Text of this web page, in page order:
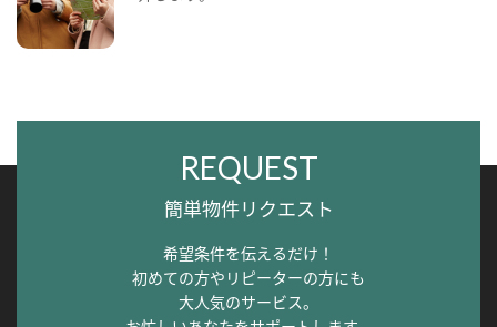
REQUEST
簡単物件リクエスト
希望条件を伝えるだけ！
初めての方やリピーターの方にも
大人気のサービス。